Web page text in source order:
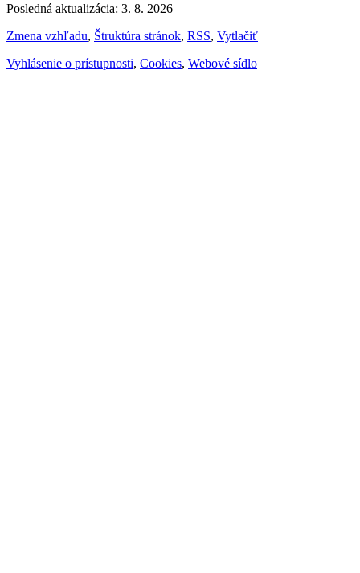
Posledná aktualizácia: 3. 8. 2026
Zmena vzhľadu, Štruktúra stránok, RSS, Vytlačiť
Vyhlásenie o prístupnosti, Cookies, Webové sídlo